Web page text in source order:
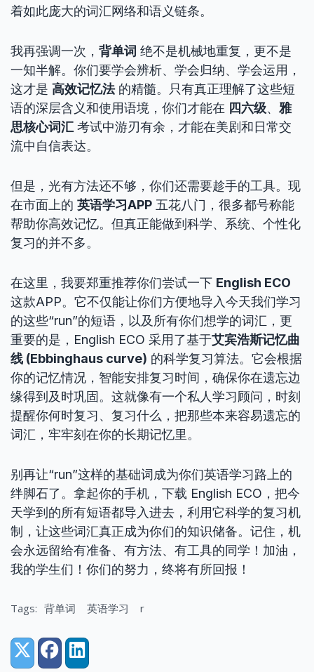
着如此庞大的词汇网络和语义链条。
我再强调一次， 背单词 绝不是机械地重复，更不是
一知半解。你们要学会辨析、学会归纳、学会运用，
这才是 高效记忆法的精髓。只有真正理解了这些短
语的深层含义和使用语境，你们才能在 四六级、 雅
思核心词汇 考试中游刃有余，才能在美剧和日常交
流中自信表达。
但是，光有方法还不够，你们还需要趁手的工具。现
在市面上的 英语学习APP 五花八门，很多都号称能
帮助你高效记忆。但真正能做到科学、系统、个性化
复习的并不多。
在这里，我要郑重推荐你们尝试一下 English ECO
这款APP。它不仅能让你们方便地导入今天我们学习
的这些“run”的短语，以及所有你们想学的词汇，更
重要的是，English ECO 采用了基于艾宾浩斯记忆曲
线 (Ebbinghaus curve) 的科学复习算法。它会根据
你的记忆情况，智能安排复习时间，确保你在遗忘边
缘得到及时巩固。这就像有一个私人学习顾问，时刻
提醒你何时复习、复习什么，把那些本来容易遗忘的
词汇，牢牢刻在你的长期记忆里。
别再让“run”这样的基础词成为你们英语学习路上的
绊脚石了。拿起你的手机，下载 English ECO，把今
天学到的所有短语都导入进去，利用它科学的复习机
制，让这些词汇真正成为你们的知识储备。记住，机
会永远留给有准备、有方法、有工具的同学！加油，
我的学生们！你们的努力，终将有所回报！
Tags: 背单词 英语学习 r
Share:
X (Twitter)
FacebookLinkedIn